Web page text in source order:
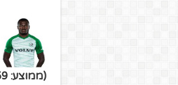
(ממוצע: 6.59)